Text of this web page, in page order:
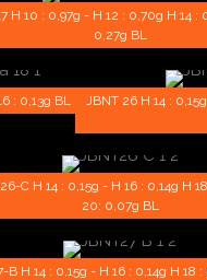
H 10 : 0,97g - H 12 : 0,70g H 14 :
0,27g BL
: 0,13g BL
JBNT 26 H 14 :
C H 14 : 0,15g - H 16 : 0,14g H
20: 0,07g BL
B H 14 : 0,15g - H 16 : 0,14g H 18